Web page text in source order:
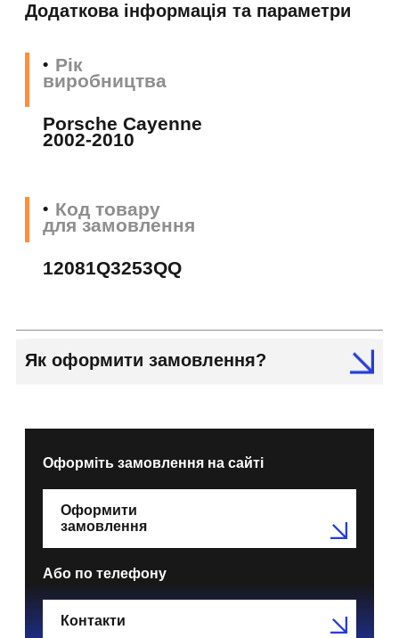
Додаткова інформація та параметри
Рік
виробництва
Porsche Cayenne
2002-2010
Код товару
для замовлення
12081Q3253QQ
Як оформити замовлення?
Оформіть замовлення на сайті
Оформити
замовлення
Або по телефону
Контакти